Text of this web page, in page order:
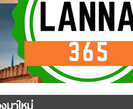
มาใหม่